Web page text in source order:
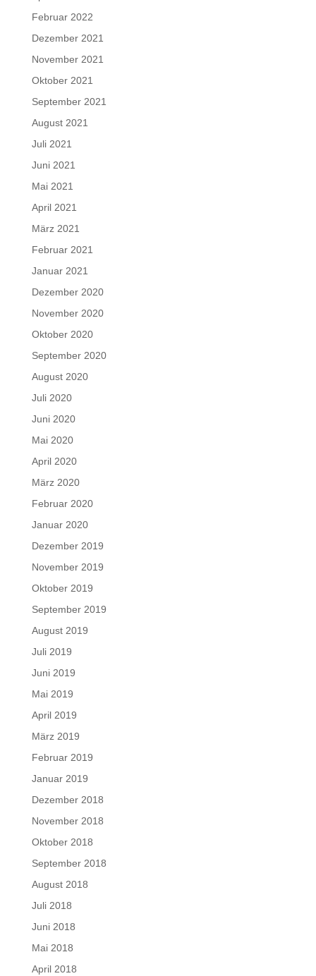
Februar 2022
Dezember 2021
November 2021
Oktober 2021
September 2021
August 2021
Juli 2021
Juni 2021
Mai 2021
April 2021
März 2021
Februar 2021
Januar 2021
Dezember 2020
November 2020
Oktober 2020
September 2020
August 2020
Juli 2020
Juni 2020
Mai 2020
April 2020
März 2020
Februar 2020
Januar 2020
Dezember 2019
November 2019
Oktober 2019
September 2019
August 2019
Juli 2019
Juni 2019
Mai 2019
April 2019
März 2019
Februar 2019
Januar 2019
Dezember 2018
November 2018
Oktober 2018
September 2018
August 2018
Juli 2018
Juni 2018
Mai 2018
April 2018